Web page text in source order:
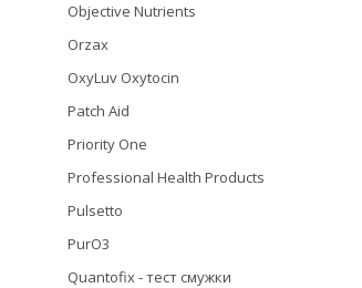
Objective Nutrients
Orzax
OxyLuv Oxytocin
Patch Aid
Priority One
Professional Health Products
Pulsetto
PurO3
Quantofix - тест смужки